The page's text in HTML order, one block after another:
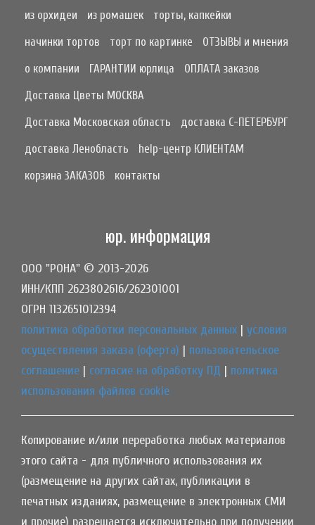
из орхидеи
из ромашек
торты, капкейки
начинки тортов
торт по картинке
ОТЗЫВЫ и мнения
о компании
ГАРАНТИИ юрлица
ОПЛАТА заказов
Доставка Цветы МОСКВА
Доставка Московская область
доставка С-ПЕТЕРБУРГ
доставка Ленобласть
help-центр КЛИЕНТАМ
корзина ЗАКАЗОВ
контакты
юр. информация
ООО "РОНА" © 2013-2026
ИНН/КПП 2623802616/262301001
ОГРН 1132651012394
политика обработки персональных данных | условия
осуществления заказа (оферта) | пользовательское
соглашение | согласие на обработку ПД | политика
использования файлов cookie
Копирование и/или переработка любых материалов
этого сайта - для публичного использования их
(размещение на других сайтах, публикации в
печатных изданиях, размещение в электронных СМИ
и прочие) разрешается исключительно при получении